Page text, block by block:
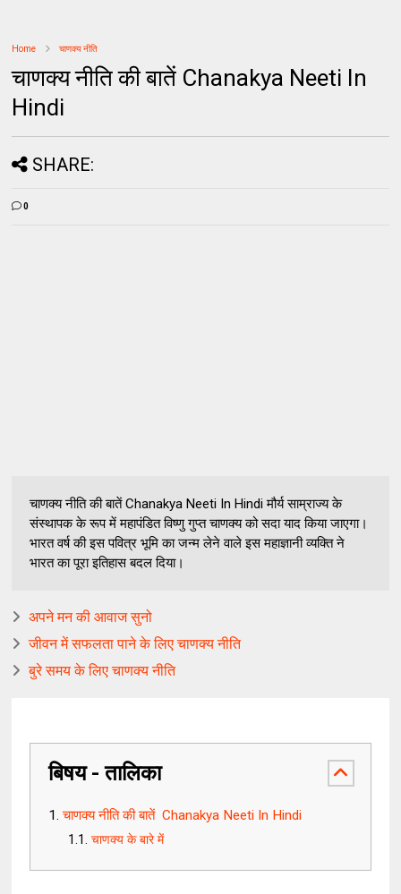
Home चाणक्य नीति
चाणक्य नीति की बातें Chanakya Neeti In
Hindi
SHARE:
0
चाणक्य नीति की बातें Chanakya Neeti In Hindi मौर्य साम्राज्य के
संस्थापक के रूप में महापंडित विष्णु गुप्त चाणक्य को सदा याद किया जाएगा।
भारत वर्ष की इस पवित्र भूमि का जन्म लेने वाले इस महाज्ञानी व्यक्ति ने
भारत का पूरा इतिहास बदल दिया।
अपने मन की आवाज सुनो
जीवन में सफलता पाने के लिए चाणक्य नीति
बुरे समय के लिए चाणक्य नीति
बिषय - तालिका
चाणक्य नीति की बातें Chanakya Neeti In Hindi
चाणक्य के बारे में